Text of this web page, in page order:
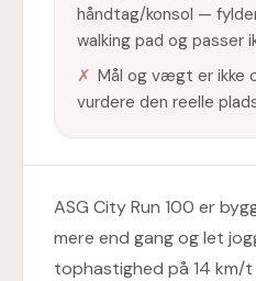
håndtag/konsol —
walking pad og passer
✗ Mål og vægt er
vurdere den reelle
ASG City Run 100 er
mere end gang og let
tophastighed på 14 km/